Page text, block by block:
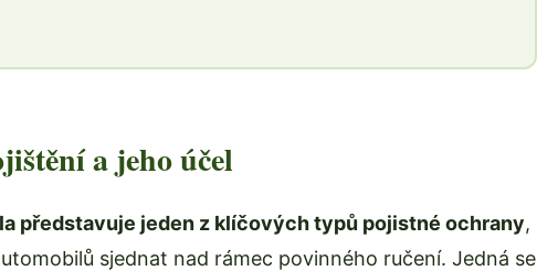
a jeho účel
představuje jeden z klíčových typů pojistné ochrany,
sjednat nad rámec povinného ručení. Jedná se